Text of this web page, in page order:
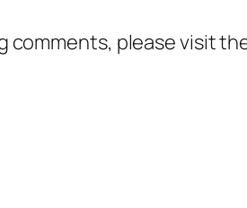
please visit